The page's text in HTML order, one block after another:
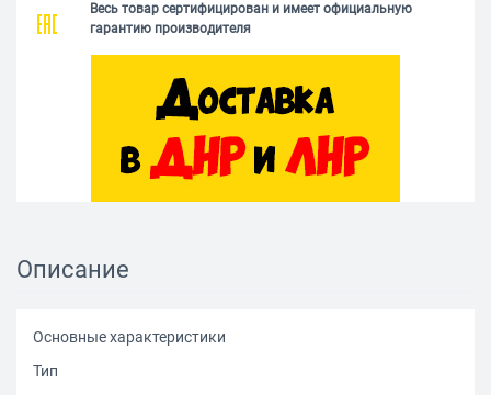
Весь товар сертифицирован и имеет официальную
гарантию производителя
Описание
Основные характеристики
Тип